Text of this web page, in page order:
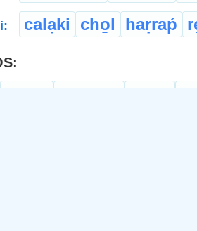
calạki cho̱l haṛraṕ